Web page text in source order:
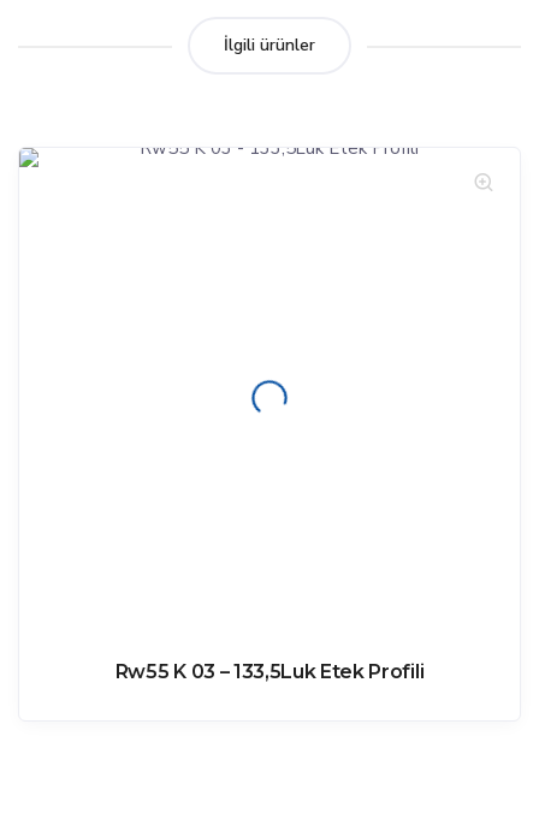
İlgili ürünler
Rw55 K 03 – 133,5Luk Etek Profili